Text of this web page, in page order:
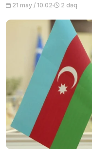
21 may / 10:02 2 dəq